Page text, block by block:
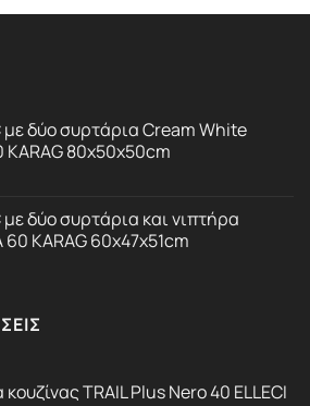
δύο συρτάρια Cream White
KARAG 80x50x50cm
δύο συρτάρια και νιπτήρα
60 KARAG 60x47x51cm
TRAIL Plus Nero 40 ELLECI